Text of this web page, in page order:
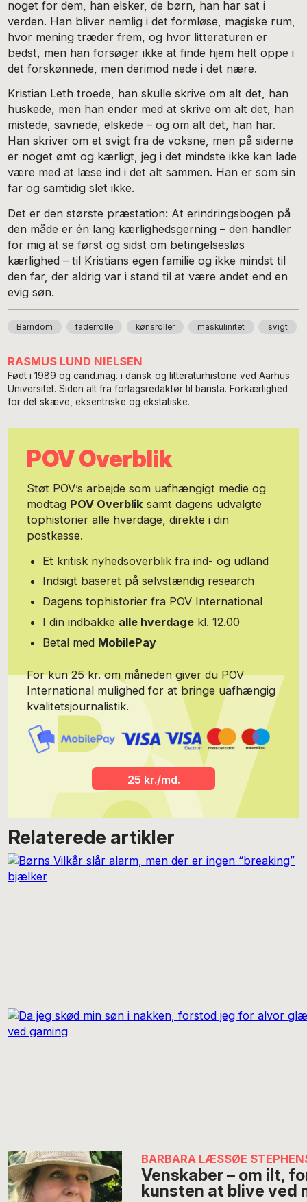
noget for dem, han elsker, de børn, han har sat i
verden. Han bliver nemlig i det formløse, magiske rum,
hvor mening træder frem, og hvor litteraturen er
bedst, men han forsøger ikke at finde hjem helt oppe i
det forskønnede, men derimod nede i det nære.
Kristian Leth troede, han skulle skrive om alt det, han
huskede, men han ender med at skrive om alt det, han
mistede, savnede, elskede – og om alt det, han har.
Han skriver om et svigt fra de voksne, men på siderne
er noget ømt og kærligt, jeg i det mindste ikke kan lade
være med at læse ind i det alt sammen. Han er som sin
far og samtidig slet ikke.
Det er den største præstation: At erindringsbogen på
den måde er én lang kærlighedsgerning – den handler
for mig at se først og sidst om betingelsesløs
kærlighed – til Kristians egen familie og ikke mindst til
den far, der aldrig var i stand til at være andet end en
evig søn.
Barndom faderrolle kønsroller maskulinitet svigt
RASMUS LUND NIELSEN
Født i 1989 og cand.mag. i dansk og litteraturhistorie ved Aarhus
Universitet. Siden alt fra forlagsredaktør til barista. Forkærlighed
for det skæve, eksentriske og ekstatiske.
POV Overblik
Støt POV’s arbejde som uafhængigt medie og
modtag POV Overblik samt dagens udvalgte
tophistorier alle hverdage, direkte i din
postkasse.
Et kritisk nyhedsoverblik fra ind- og udland
Indsigt baseret på selvstændig research
Dagens tophistorier fra POV International
I din indbakke alle hverdage kl. 12.00
Betal med MobilePay
For kun 25 kr. om måneden giver du POV
International mulighed for at bringe uafhængig
kvalitetsjournalistik.
25 kr./md.
Relaterede artikler
BARBARA LÆSSØE
Venskaber – om ilt,
kunsten at blive ved